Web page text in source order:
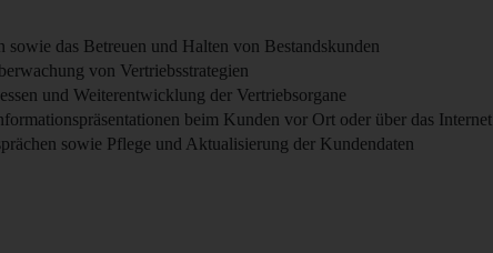
das Betreuen und Halten von Bestandskunden
von Vertriebsstrategien
und Weiterentwicklung der Vertriebsorgane
beim Kunden vor Ort oder über das Internet
sowie Pflege und Aktualisierung der Kundendaten